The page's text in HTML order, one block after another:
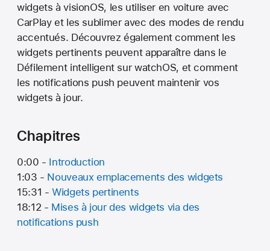
widgets à visionOS, les utiliser en voiture avec
CarPlay et les sublimer avec des modes de rendu
accentués. Découvrez également comment les
widgets pertinents peuvent apparaître dans le
Défilement intelligent sur watchOS, et comment
les notifications push peuvent maintenir vos
widgets à jour.
Chapitres
0:00 - Introduction
1:03 - Nouveaux emplacements des widgets
15:31 -Widgets pertinents
18:12 - Mises à jour des widgets via des
notifications push